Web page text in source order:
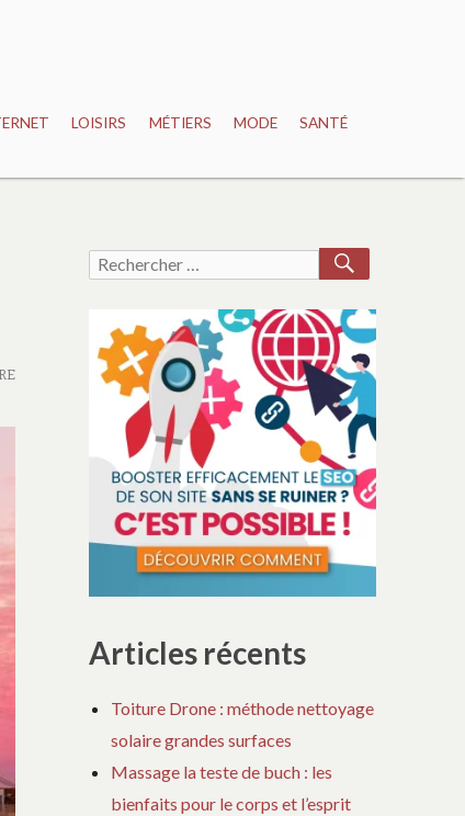
LOISIRS MÉTIERS MODE SANTÉ
Recherche
Articles récents
Toiture Drone : méthode nettoyage
solaire grandes surfaces
Massage la teste de buch : les
bienfaits pour le corps et l’esprit